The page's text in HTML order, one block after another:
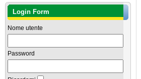
Login Form
Nome utente
Password